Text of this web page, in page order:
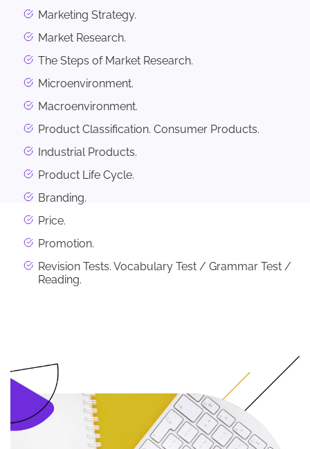
Marketing Strategy.
Market Research.
The Steps of Market Research.
Microenvironment.
Macroenvironment.
Product Classification. Consumer Products.
Industrial Products.
Product Life Cycle.
Branding.
Price.
Promotion.
Revision Tests. Vocabulary Test / Grammar Test /
Reading.